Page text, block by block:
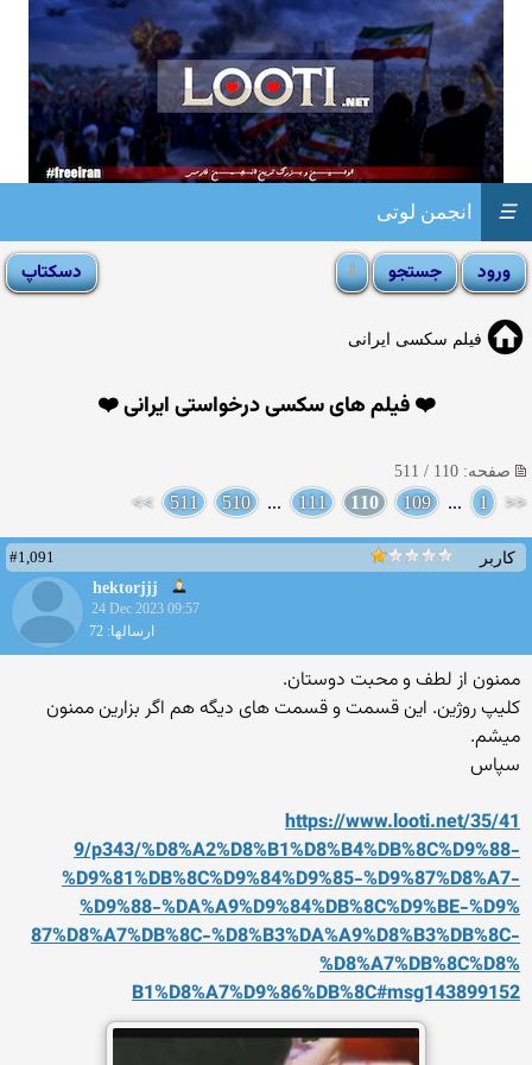
انجمن لوتی ☰
فیلم سکسی ایرانی
❤️ فیلم های سکسی درخواستی ایرانی ❤️
صفحه: 110 / 511
<<
1
...
109
110
111
...
510
511
>>
کاربر
#1,091
hektorjjj
24 Dec 2023 09:57
ارسالها: 72
ممنون از لطف و محبت دوستان.
کلیپ روژین. این قسمت و قسمت های دیگه هم اگر بزارین ممنون
میشم.
سپاس
https://www.looti.net/35/41
9/p343/%D8%A2%D8%B1%D8%B4%DB%8C%D9%88-
%D9%81%DB%8C%D9%84%D9%85-%D9%87%D8%A7-
%D9%88-%DA%A9%D9%84%DB%8C%D9%BE-%D9%
87%D8%A7%DB%8C-%D8%B3%DA%A9%D8%B3%DB%8C-
%D8%A7%DB%8C%D8%
B1%D8%A7%D9%86%DB%8C#msg143899152